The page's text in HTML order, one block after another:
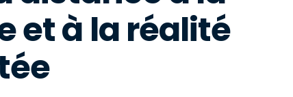
Assistance
Accès à
et à la réalité